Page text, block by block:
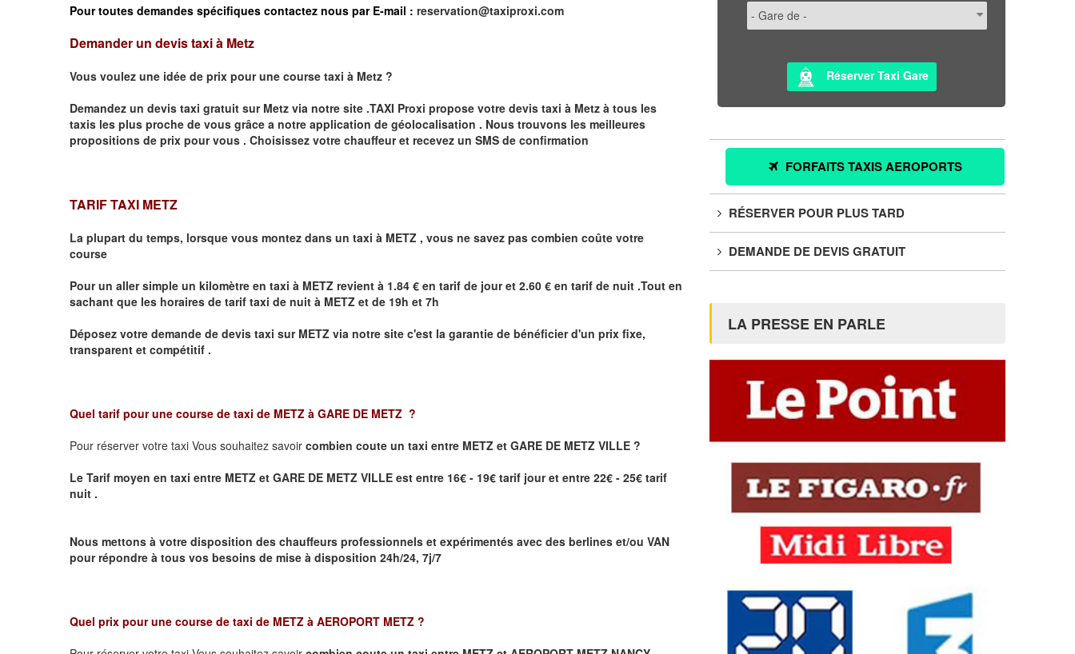
Pour toutes demandes spécifiques contactez nous par E-mail : reservation@taxiproxi.com
Demander un devis taxi à Metz
Vous voulez une idée de prix pour une course taxi à Metz ?
Demandez un devis taxi gratuit sur Metz via notre site .TAXI Proxi propose votre devis taxi à Metz à tous les
taxis les plus proche de vous grâce a notre application de géolocalisation . Nous trouvons les meilleures
propositions de prix pour vous . Choisissez votre chauffeur et recevez un SMS de confirmation
TARIF TAXI METZ
La plupart du temps, lorsque vous montez dans un taxi à METZ , vous ne savez pas combien coûte votre
course
Pour un aller simple un kilomètre en taxi à METZ revient à 1.84 € en tarif de jour et 2.60 € en tarif de nuit .Tout en
sachant que les horaires de tarif taxi de nuit à METZ et de 19h et 7h
Déposez votre demande de devis taxi sur METZ via notre site c'est la garantie de bénéficier d'un prix fixe,
transparent et compétitif .
Quel tarif pour une course de taxi de METZ à GARE DE METZ ?
Pour réserver votre taxi Vous souhaitez savoir combien coute un taxi entre METZ et GARE DE METZ VILLE ?
Le Tarif moyen en taxi entre METZ et GARE DE METZ VILLE est entre 16€ - 19€ tarif jour et entre 22€ - 25€ tarif
nuit .
Nous mettons à votre disposition des chauffeurs professionnels et expérimentés avec des berlines et/ou VAN
pour répondre à tous vos besoins de mise à disposition 24h/24, 7j/7
Quel prix pour une course de taxi de METZ à AEROPORT METZ ?
Réserver Taxi Gare
FORFAITS TAXIS AEROPORTS
RÉSERVER POUR PLUS TARD
DEMANDE DE DEVIS GRATUIT
LA PRESSE EN PARLE